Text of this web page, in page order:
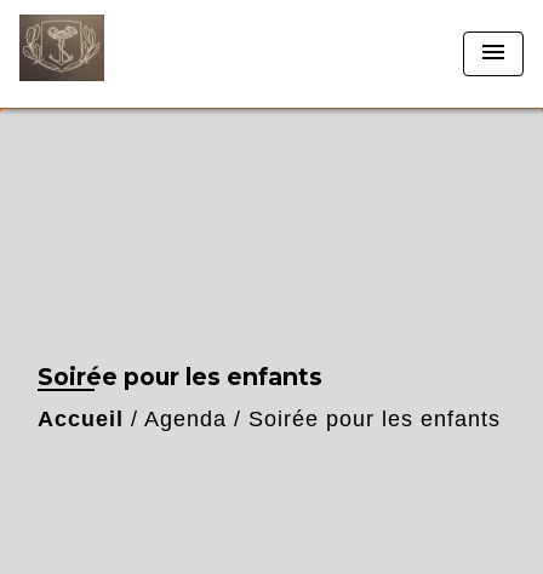
menu
Soirée pour les enfants
Accueil / Agenda / Soirée pour les enfants